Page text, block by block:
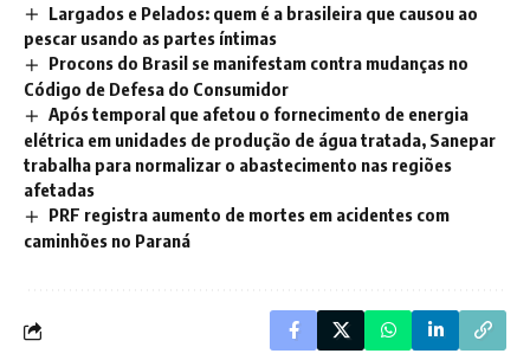
Largados e Pelados: quem é a brasileira que causou ao
pescar usando as partes íntimas
Procons do Brasil se manifestam contra mudanças no
Código de Defesa do Consumidor
Após temporal que afetou o fornecimento de energia
elétrica em unidades de produção de água tratada, Sanepar
trabalha para normalizar o abastecimento nas regiões
afetadas
PRF registra aumento de mortes em acidentes com
caminhões no Paraná